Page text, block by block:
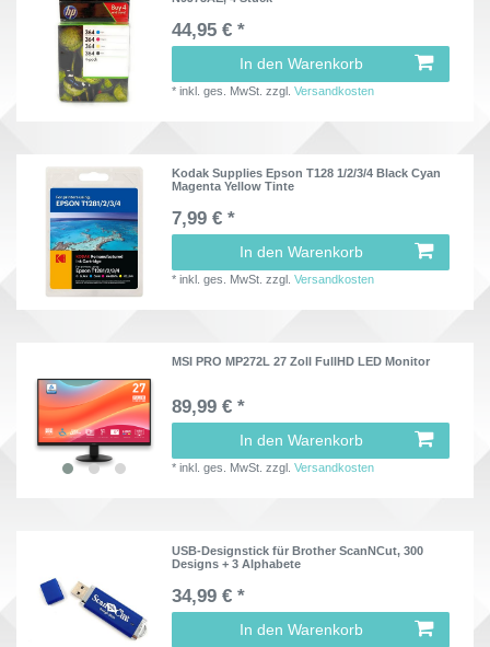
44,95 € *
In den Warenkorb
*inkl. ges. MwSt. zzgl.Versandkosten
Kodak Supplies Epson T128 1/2/3/4 Black Cyan
Magenta Yellow Tinte
7,99 € *
In den Warenkorb
*inkl. ges. MwSt. zzgl.Versandkosten
MSI PRO MP272L 27 Zoll FullHD LED Monitor
89,99 € *
In den Warenkorb
*inkl. ges. MwSt. zzgl.Versandkosten
USB-Designstick für Brother ScanNCut, 300
Designs + 3 Alphabete
34,99 € *
In den Warenkorb